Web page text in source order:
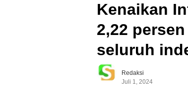
Kenaikan
2,22
seluruh
Redaksi
Juli 1, 2024